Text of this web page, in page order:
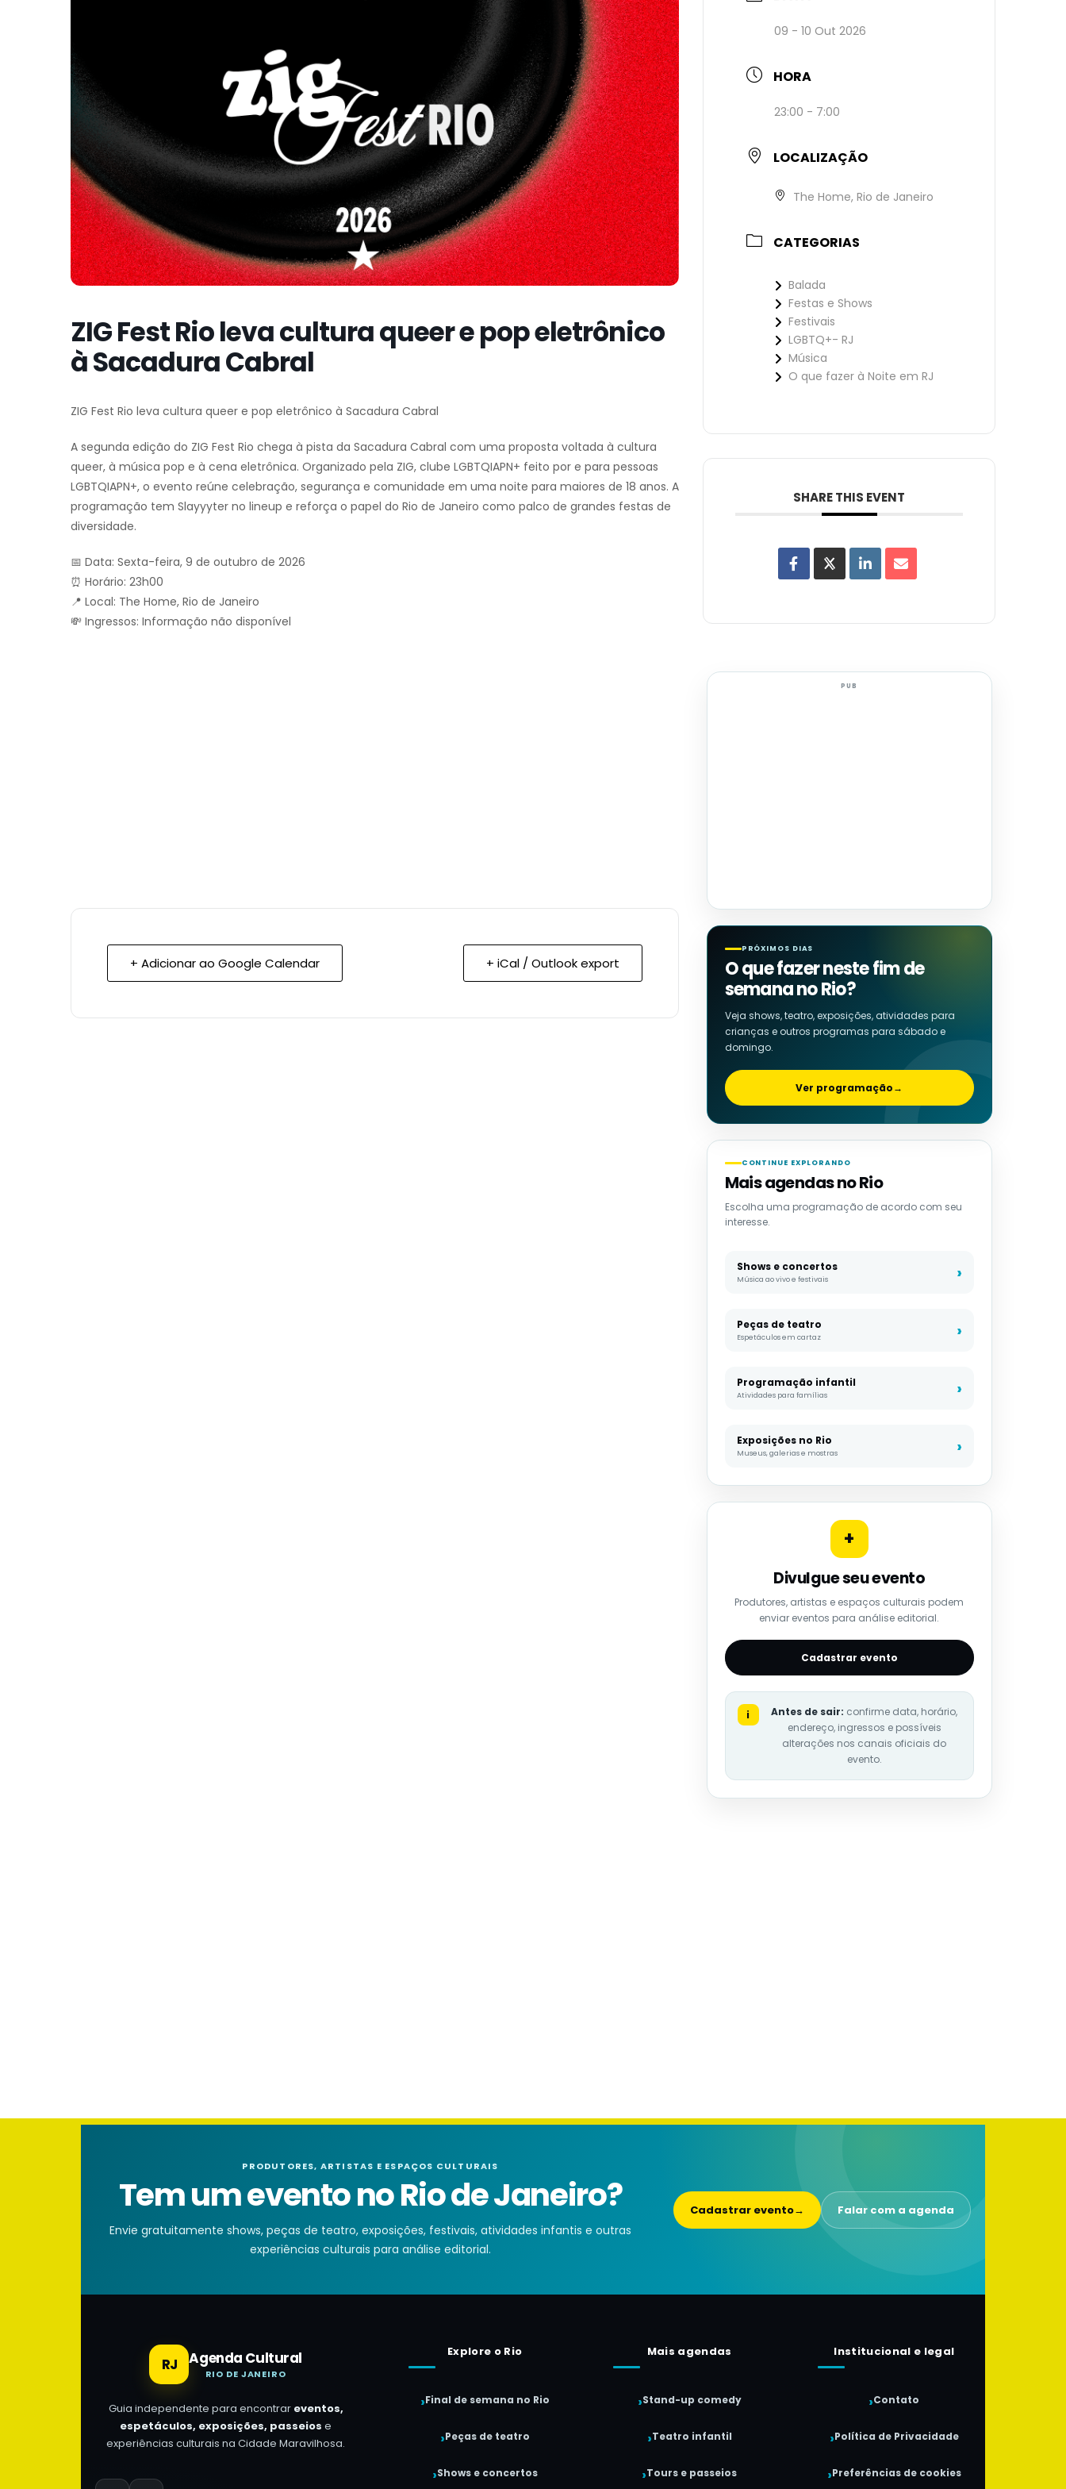
ZIG Fest Rio leva cultura queer e pop eletrônico
à Sacadura Cabral
ZIG Fest Rio leva cultura queer e pop eletrônico à Sacadura Cabral
A segunda edição do ZIG Fest Rio chega à pista da Sacadura Cabral com uma proposta voltada à cultura
queer, à música pop e à cena eletrônica. Organizado pela ZIG, clube LGBTQIAPN+ feito por e para pessoas
LGBTQIAPN+, o evento reúne celebração, segurança e comunidade em uma noite para maiores de 18 anos. A
programação tem Slayyyter no lineup e reforça o papel do Rio de Janeiro como palco de grandes festas de
diversidade.
📅 Data: Sexta-feira, 9 de outubro de 2026
⏰ Horário: 23h00
📍 Local: The Home, Rio de Janeiro
💸 Ingressos: Informação não disponível
+ Adicionar ao Google Calendar + iCal / Outlook export
09 - 10 Out 2026
HORA
23:00 - 7:00
LOCALIZAÇÃO
The Home, Rio de Janeiro
CATEGORIAS
Balada
Festas e Shows
Festivais
LGBTQ+- RJ
Música
O que fazer à Noite em RJ
SHARE THIS EVENT
PUB
PRÓXIMOS DIAS
O que fazer neste fim de
semana no Rio?
Veja shows, teatro, exposições, atividades para
crianças e outros programas para sábado e
domingo.
Ver programação→
CONTINUE EXPLORANDO
Mais agendas no Rio
Escolha uma programação de acordo com seu
interesse.
Shows e concertos
Música ao vivo e festivais
Peças de teatro
Espetáculos em cartaz
Programação infantil
Atividades para famílias
Exposições no Rio
Museus, galerias e mostras
+
Divulgue seu evento
Produtores, artistas e espaços culturais podem
enviar eventos para análise editorial.
Cadastrar evento
i Antes de sair: confirme data, horário,
endereço, ingressos e possíveis
alterações nos canais oficiais do
evento.
PRODUTORES, ARTISTAS E ESPAÇOS CULTURAIS
Tem um evento no Rio de Janeiro?
Envie gratuitamente shows, peças de teatro, exposições, festivais, atividades infantis e outras
experiências culturais para análise editorial.
Cadastrar evento→ Falar com a agenda
RJ Agenda Cultural
RIO DE JANEIRO
Guia independente para encontrar eventos,
espetáculos, exposições, passeios e
experiências culturais na Cidade Maravilhosa.
Explore o Rio
Final de semana no Rio
Peças de teatro
Shows e concertos
Mais agendas
Stand-up comedy
Teatro infantil
Tours e passeios
Institucional e legal
Contato
Política de Privacidade
Preferências de cookies